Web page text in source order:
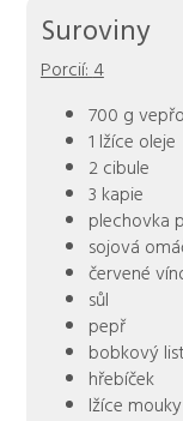
Suroviny
Porcií: 4
700 g
1 lžíce oleje
2 cibule
3 kapie
plechovka
sojová
červené
sůl
pepř
bobkový
hřebíček
lžíce mouky